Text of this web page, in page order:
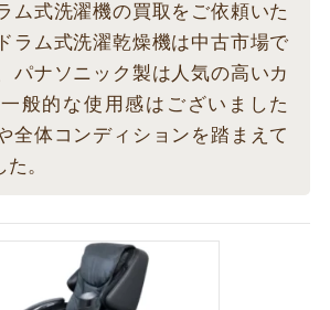
ム式洗濯機の買取をご依頼いた
ラム式洗濯乾燥機は中古市場で
パナソニック製は人気の高いカ
般的な使用感はございました
全体コンディションを踏まえて
。